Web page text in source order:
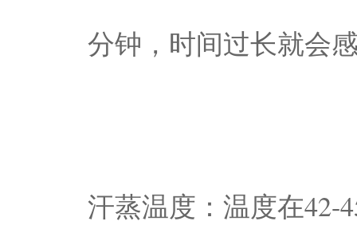
分钟，时间过长就会
汗蒸温度：温度在42-